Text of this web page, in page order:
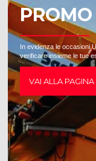
In evidenza le occasioni
verificare insieme le tue
VAI ALLA